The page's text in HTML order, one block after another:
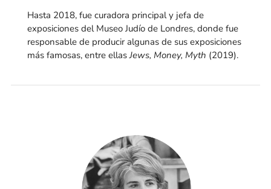
Hasta 2018, fue curadora principal y jefa de
exposiciones del Museo Judío de Londres, donde fue
responsable de producir algunas de sus exposiciones
más famosas, entre ellasJews, Money, Myth (2019).